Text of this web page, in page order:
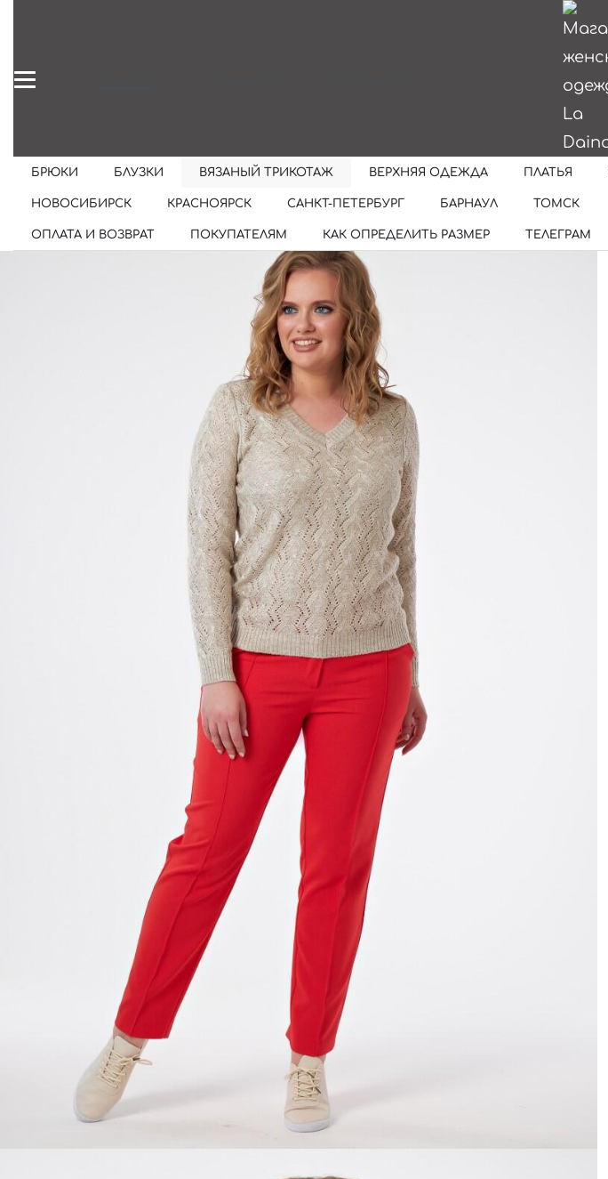
БРЮКИ БЛУЗКИ ВЯЗАНЫЙ ТРИКОТАЖ ВЕРХНЯЯ ОДЕЖДА ПЛАТЬЯ
НОВОСИБИРСК КРАСНОЯРСК САНКТ-ПЕТЕРБУРГ БАРНАУЛ ТОМСК
ОПЛАТА И ВОЗВРАТ ПОКУПАТЕЛЯМ КАК ОПРЕДЕЛИТЬ РАЗМЕР ТЕЛЕГРАМ